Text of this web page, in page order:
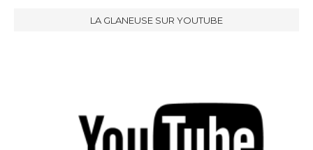
LA GLANEUSE SUR YOUTUBE